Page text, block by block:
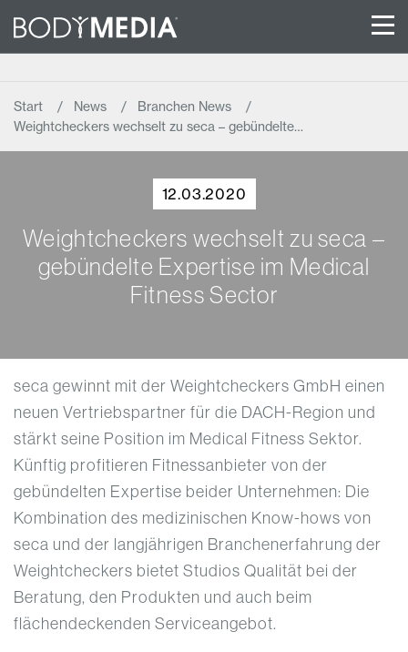
Start News
Branchen News
Weightcheckers wechselt zu seca – gebündelte…
12.03.2020
Weightcheckers wechselt zu seca –
gebündelte Expertise im Medical
Fitness Sector
seca gewinnt mit der Weightcheckers GmbH einen
neuen Vertriebspartner für die DACH-Region und
stärkt seine Position im Medical Fitness Sektor.
Künftig profitieren Fitnessanbieter von der
gebündelten Expertise beider Unternehmen: Die
Kombination des medizinischen Know-hows von
seca und der langjährigen Branchenerfahrung der
Weightcheckers bietet Studios Qualität bei der
Beratung, den Produkten und auch beim
flächendeckenden Serviceangebot.